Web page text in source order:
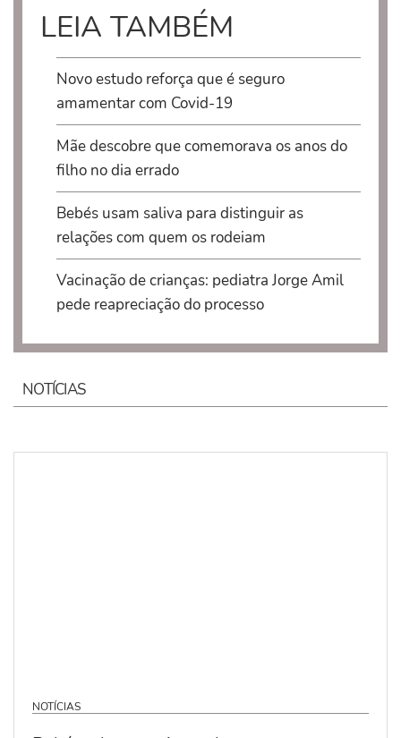
LEIA TAMBÉM
Novo estudo reforça que é seguro
amamentar com Covid-19
Mãe descobre que comemorava os anos do
filho no dia errado
Bebés usam saliva para distinguir as
relações com quem os rodeiam
Vacinação de crianças: pediatra Jorge Amil
pede reapreciação do processo
NOTÍCIAS
NOTÍCIAS